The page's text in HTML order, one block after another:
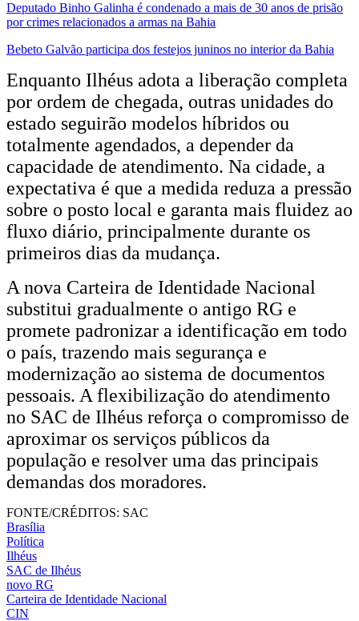
Deputado Binho Galinha é condenado a mais de 30 anos de prisão
por crimes relacionados a armas na Bahia
Bebeto Galvão participa dos festejos juninos no interior da Bahia
Enquanto Ilhéus adota a liberação completa
por ordem de chegada, outras unidades do
estado seguirão modelos híbridos ou
totalmente agendados, a depender da
capacidade de atendimento. Na cidade, a
expectativa é que a medida reduza a pressão
sobre o posto local e garanta mais fluidez ao
fluxo diário, principalmente durante os
primeiros dias da mudança.
A nova Carteira de Identidade Nacional
substitui gradualmente o antigo RG e
promete padronizar a identificação em todo
o país, trazendo mais segurança e
modernização ao sistema de documentos
pessoais. A flexibilização do atendimento
no SAC de Ilhéus reforça o compromisso de
aproximar os serviços públicos da
população e resolver uma das principais
demandas dos moradores.
FONTE/CRÉDITOS: SAC
Brasília
Política
Ilhéus
SAC de Ilhéus
novo RG
Carteira de Identidade Nacional
CIN